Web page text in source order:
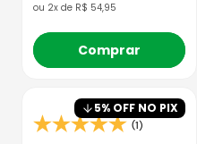
ou 2x de R$ 54,95
Comprar
5% OFF NO PIX
(1)